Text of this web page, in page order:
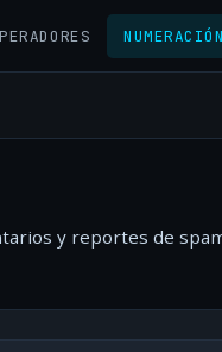
NUMERACIÓN
y reportes de